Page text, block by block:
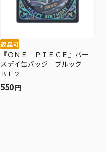
返品可
『ＯＮＥ ＰＩＥＣＥ』バー
スデイ缶バッジ ブルック
ＢＥ２
550 円